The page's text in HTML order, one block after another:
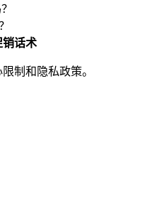
销话术
制和隐私政策。